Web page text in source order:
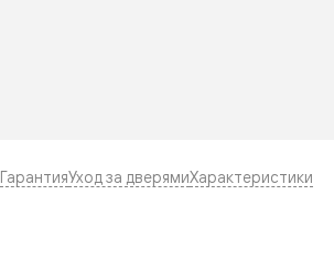
ГарантияУход за дверямиХарактеристики